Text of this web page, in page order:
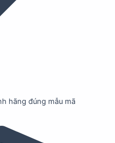
hãng đúng mẫu mã